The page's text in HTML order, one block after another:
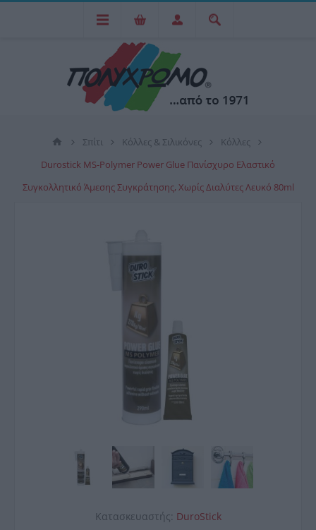
Σπίτι Κόλλες & Σιλικόνες
Κόλλες
Durostick MS-Polymer Power Glue Πανίσχυρο Ελαστικό
Συγκολλητικό Άμεσης Συγκράτησης, Χωρίς Διαλύτες Λευκό 80ml
Κατασκευαστής: DuroStick